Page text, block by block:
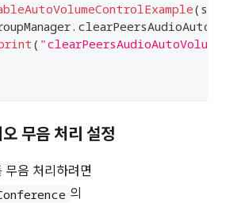
(
.
(
무음 처리 설정
무음 처리하려면
의